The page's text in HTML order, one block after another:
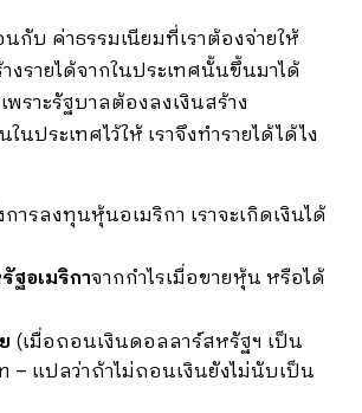
กับ ค่าธรรมเนียมที่เราต้องจ่ายให้
งรายได้จากในประเทศนั้นขึ้นมาได้
พราะรัฐบาลต้องลงเงินสร้าง
นประเทศไว้ให้ เราจึงทำรายได้ได้ไง
รลงทุนหุ้นอเมริกา เราจะเกิดเงินได้
ฐอเมริกาจากกำไรเมื่อขายหุ้น หรือได้
(เมื่อถอนเงินดอลลาร์สหรัฐฯ เป็น
– แปลว่าถ้าไม่ถอนเงินยังไม่นับเป็น